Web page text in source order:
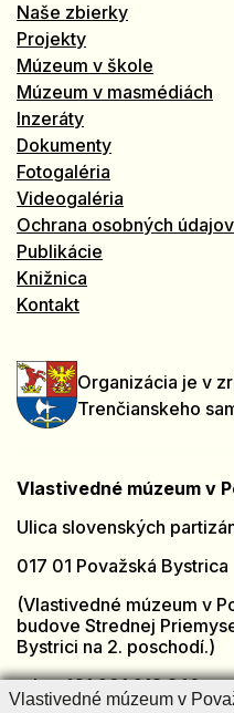
Naše zbierky
Projekty
Múzeum v škole
Múzeum v masmédiách
Inzeráty
Dokumenty
Fotogaléria
Videogaléria
Ochrana osobných údajov
Publikácie
Knižnica
Kontakt
Organizácia je v
Trenčianskeho
Vlastivedné múzeum v
Ulica slovenských
017 01 Považská Bystrica
(Vlastivedné múzeum v
budove Strednej
Bystrici na 2. poschodí.)
tel.: +421 901 918 846
e-mail:
Vlastivedné múzeum v